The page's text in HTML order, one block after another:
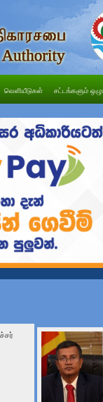
வெளியீடுகள் சட்டங்களும்